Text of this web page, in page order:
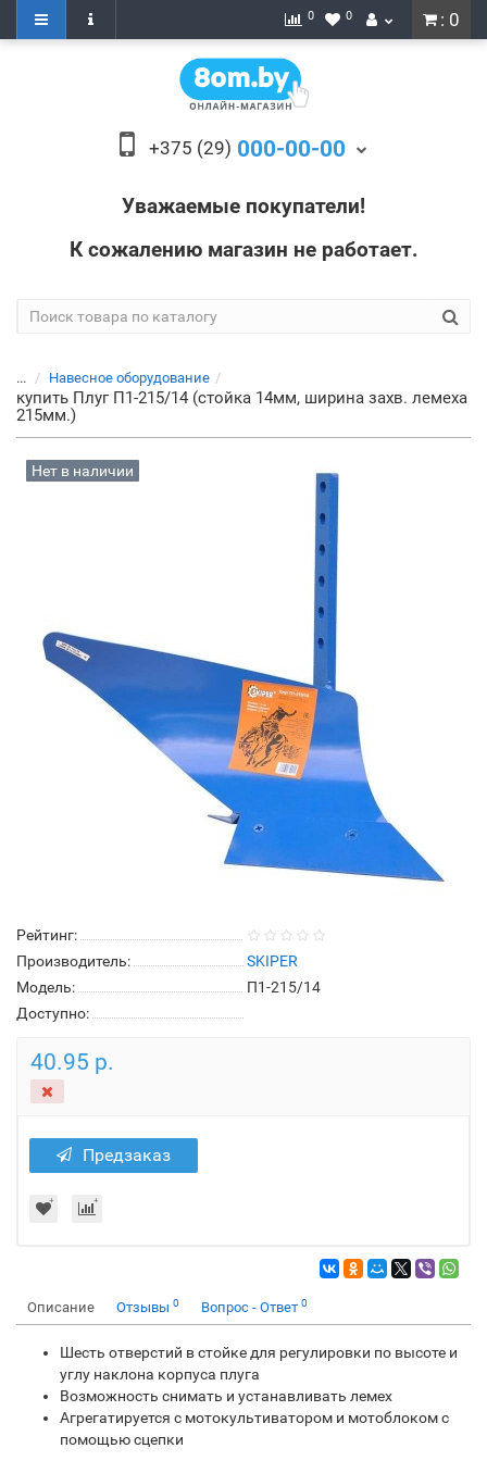
: 0
0 0
+375 (29) 000-00-00
Уважаемые покупатели!
К сожалению магазин не работает.
... Навесное оборудование
купить Плуг П1-215/14 (стойка 14мм, ширина захв. лемеха
215мм.)
Нет в наличии
Рейтинг:
Производитель:
SKIPER
Модель:
П1-215/14
Доступно:
40.95 р.
Предзаказ
Описание Отзывы 0 Вопрос - Ответ 0
Шесть отверстий в стойке для регулировки по высоте и
углу наклона корпуса плуга
Возможность снимать и устанавливать лемех
Агрегатируется с мотокультиватором и мотоблоком с
помощью сцепки